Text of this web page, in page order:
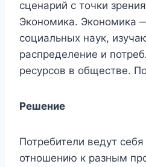
сценарий с точки
Экономика. Экономика
социальных наук,
распределение и
ресурсов в обществе.
Решение
Потребители ведут
отношению к разным